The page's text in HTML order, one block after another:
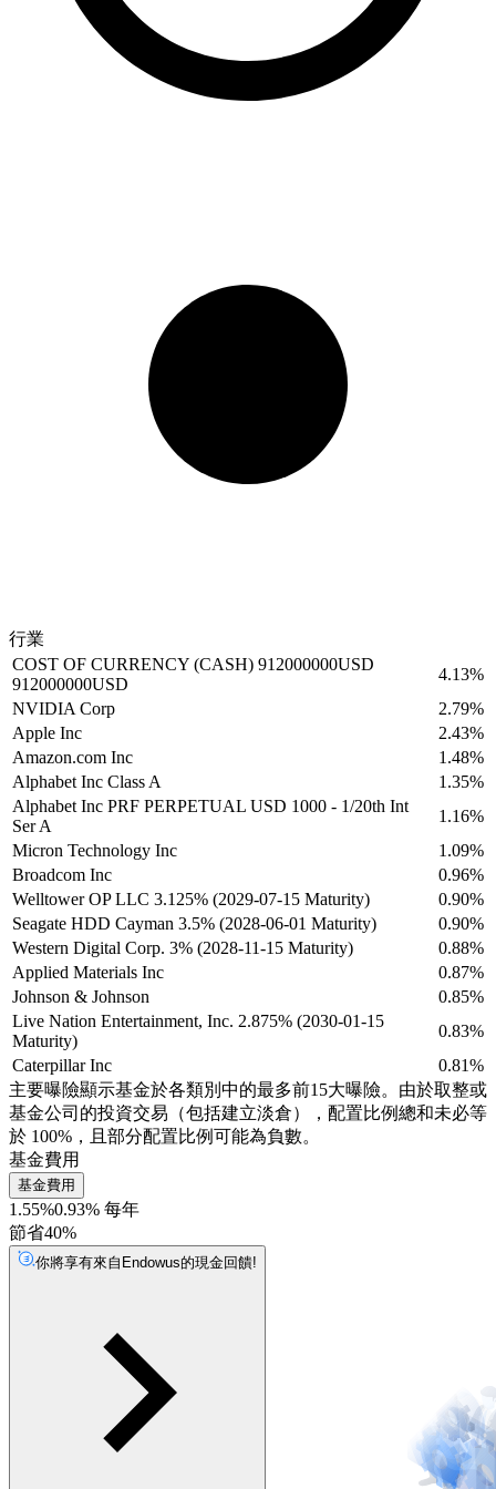
行業
COST OF CURRENCY (CASH) 912000000USD
912000000USD
4.13%
NVIDIA Corp
2.79%
Apple Inc
2.43%
Amazon.com Inc
1.48%
Alphabet Inc Class A
1.35%
Alphabet Inc PRF PERPETUAL USD 1000 - 1/20th Int
Ser A
1.16%
Micron Technology Inc
1.09%
Broadcom Inc
0.96%
Welltower OP LLC 3.125% (2029-07-15 Maturity)
0.90%
Seagate HDD Cayman 3.5% (2028-06-01 Maturity)
0.90%
Western Digital Corp. 3% (2028-11-15 Maturity)
0.88%
Applied Materials Inc
0.87%
Johnson & Johnson
0.85%
Live Nation Entertainment, Inc. 2.875% (2030-01-15
Maturity)
0.83%
Caterpillar Inc
0.81%
主要曝險顯示基金於各類別中的最多前15大曝險。由於取整或
基金公司的投資交易（包括建立淡倉），配置比例總和未必等
於 100%，且部分配置比例可能為負數。
基金費用
基金費用
1.55%0.93% 每年
節省40%
你將享有來自Endowus的現金回饋!